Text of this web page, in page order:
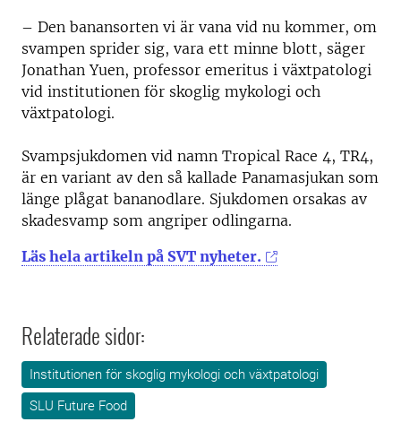
– Den banansorten vi är vana vid nu kommer, om
svampen sprider sig, vara ett minne blott, säger
Jonathan Yuen, professor emeritus i växtpatologi
vid institutionen för skoglig mykologi och
växtpatologi.
Svampsjukdomen vid namn Tropical Race 4, TR4,
är en variant av den så kallade Panamasjukan som
länge plågat bananodlare. Sjukdomen orsakas av
skadesvamp som angriper odlingarna.
Läs hela artikeln på SVT nyheter.
Relaterade sidor:
Institutionen för skoglig mykologi och växtpatologi
SLU Future Food